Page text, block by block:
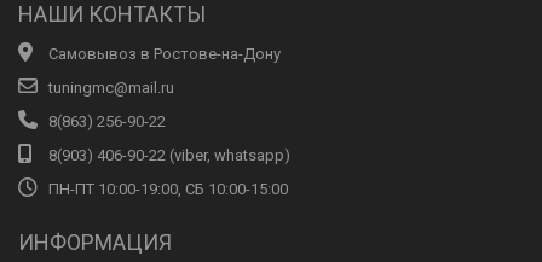
НАШИ КОНТАКТЫ
Самовывоз в Ростове-на-Дону
tuningmc@mail.ru
8(863) 256-90-22
8(903) 406-90-22 (viber, whatsapp)
ПН-ПТ 10:00-19:00, СБ 10:00-15:00
ИНФОРМАЦИЯ